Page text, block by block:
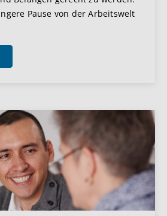
Pause von der Arbeitswelt